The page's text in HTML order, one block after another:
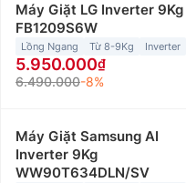
Máy Giặt LG Inverter 9Kg
FB1209S6W
Lồng Ngang Từ 8-9Kg Inverter
5.950.000
6.490.000-8%
Máy Giặt Samsung AI
Inverter 9Kg
WW90T634DLN/SV